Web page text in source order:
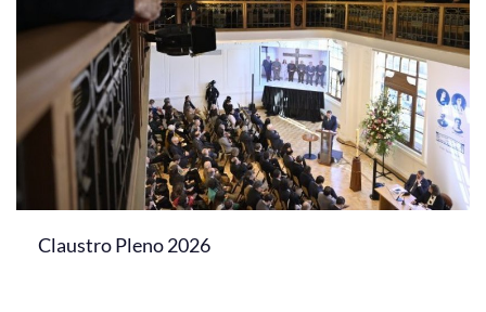
Claustro Pleno 2026